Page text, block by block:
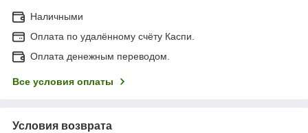
Наличными
Оплата по удалённому счёту Каспи.
Оплата денежным переводом.
Все условия оплаты
Условия возврата